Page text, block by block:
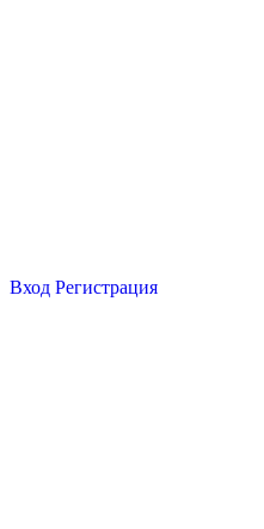
Вход Регистрация